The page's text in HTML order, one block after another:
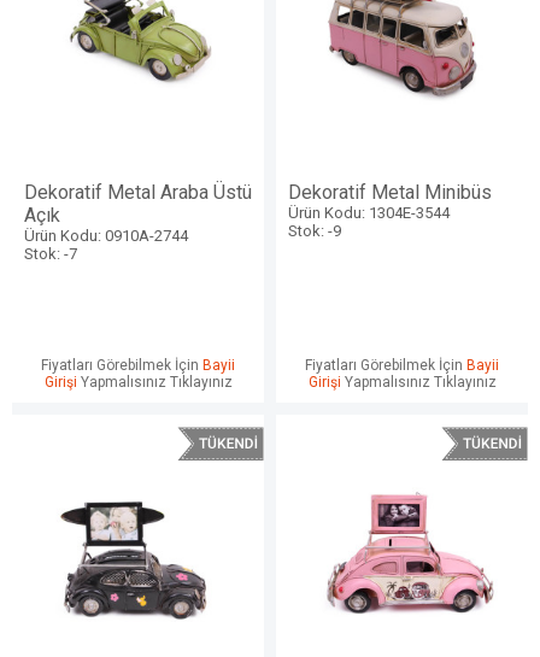
Dekoratif Metal Araba Üstü
Açık
Ürün Kodu: 0910A-2744
Stok: -7
Fiyatları Görebilmek İçin Bayii
Girişi Yapmalısınız Tıklayınız
Dekoratif Metal Minibüs
Ürün Kodu: 1304E-3544
Stok: -9
Fiyatları Görebilmek İçin Bayii
Girişi Yapmalısınız Tıklayınız